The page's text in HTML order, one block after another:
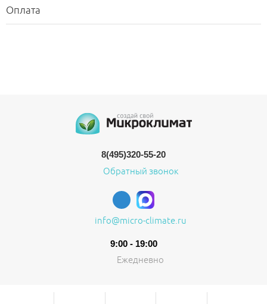
Оплата
8(495)320-55-20
Обратный звонок
info@micro-climate.ru
9:00 - 19:00
Ежедневно